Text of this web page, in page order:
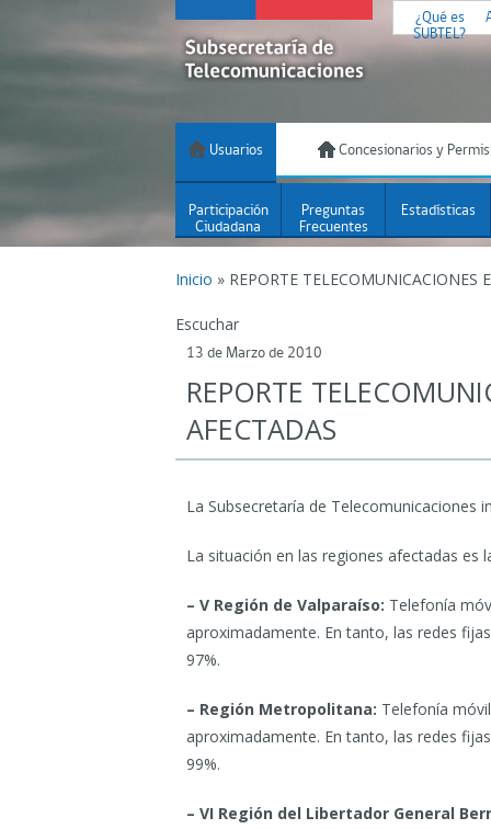
¿Qué es
SUBTEL?
Usuarios Concesionarios y
Participación
Ciudadana
Preguntas
Frecuentes
Estadísticas
Inicio » REPORTE TELECOMUNICACIONES
Escuchar
13 de Marzo de 2010
REPORTE
AFECTADAS
La Subsecretaría de Telecomunicaciones
La situación en las regiones afectadas es
– V Región de Valparaíso: Telefonía
aproximadamente. En tanto, las redes
97%.
– Región Metropolitana: Telefonía
aproximadamente. En tanto, las redes
99%.
– VI Región del Libertador General